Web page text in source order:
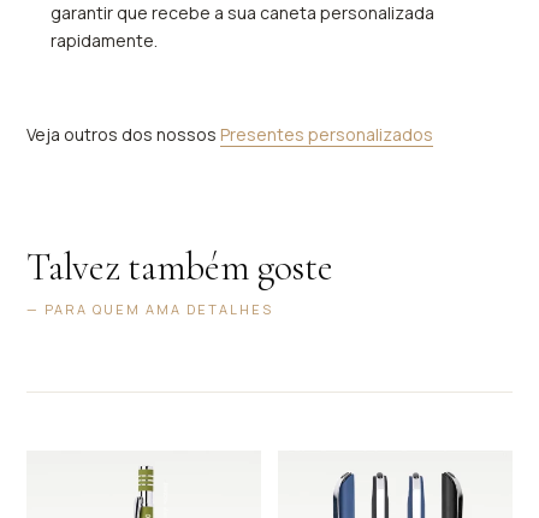
garantir que recebe a sua caneta personalizada
rapidamente.
Veja outros dos nossos Presentes personalizados
Talvez também goste
— PARA QUEM AMA DETALHES